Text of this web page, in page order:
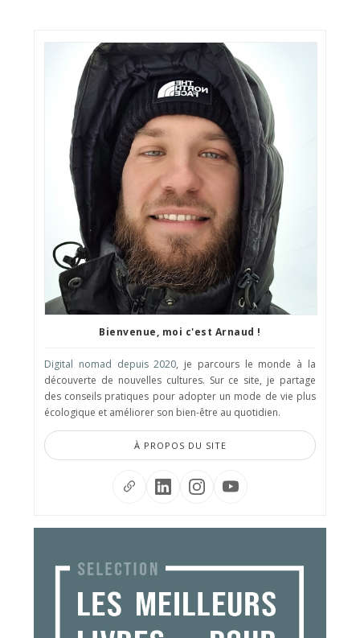
Bienvenue, moi c'est Arnaud !
Digital nomad depuis 2020, je parcours le monde à la
découverte de nouvelles cultures. Sur ce site, je partage
des conseils pratiques pour adopter un mode de vie plus
écologique et améliorer son bien-être au quotidien.
À PROPOS DU SITE